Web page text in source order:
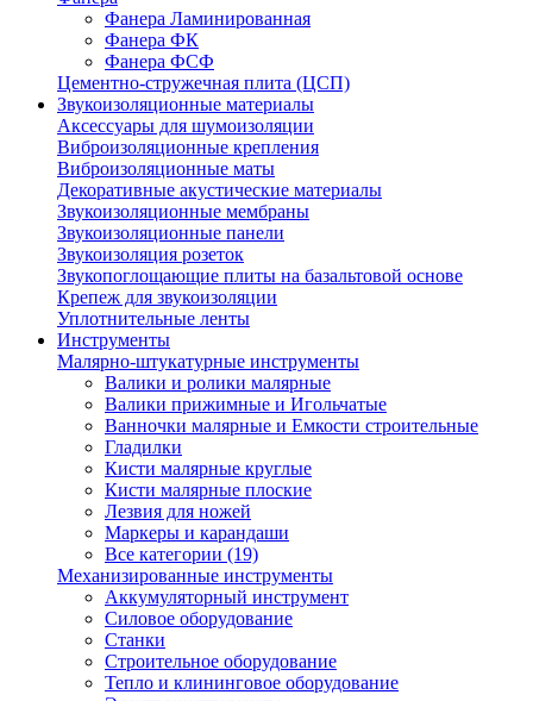
Фанера Ламинированная
Фанера ФК
Фанера ФСФ
Цементно-стружечная плита (ЦСП)
Звукоизоляционные материалы
Аксессуары для шумоизоляции
Виброизоляционные крепления
Виброизоляционные маты
Декоративные акустические материалы
Звукоизоляционные мембраны
Звукоизоляционные панели
Звукоизоляция розеток
Звукопоглощающие плиты на базальтовой основе
Крепеж для звукоизоляции
Уплотнительные ленты
Инструменты
Малярно-штукатурные инструменты
Валики и ролики малярные
Валики прижимные и Игольчатые
Ванночки малярные и Емкости строительные
Гладилки
Кисти малярные круглые
Кисти малярные плоские
Лезвия для ножей
Маркеры и карандаши
Все категории (19)
Механизированные инструменты
Аккумуляторный инструмент
Силовое оборудование
Станки
Строительное оборудование
Тепло и клининговое оборудование